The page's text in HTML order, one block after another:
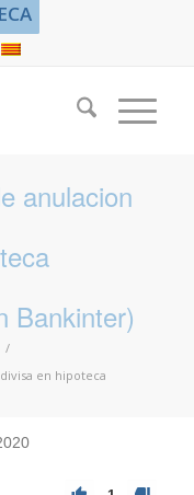
anulacion
Bankinter)
/
en hipoteca